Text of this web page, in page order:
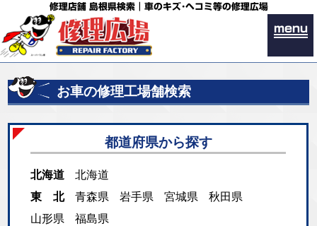
修理店舗 島根県検索｜車のキズ･ヘコミ等の修理広場
menu
お車の修理工場舗検索
都道府県から探す
北海道
北海道
東 北
青森県 岩手県 宮城県
秋田県
山形県
福島県